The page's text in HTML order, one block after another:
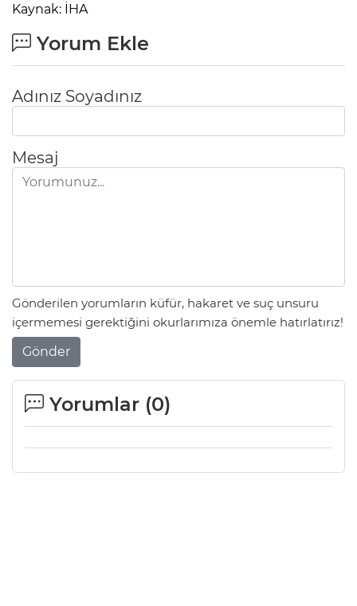
Kaynak: İHA
Yorum Ekle
Adınız Soyadınız
Mesaj
Gönderilen yorumların küfür, hakaret ve suç unsuru
içermemesi gerektiğini okurlarımıza önemle hatırlatırız!
Gönder
Yorumlar (0)